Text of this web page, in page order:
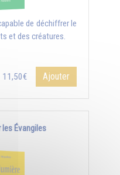
de déchiffrer le
et des créatures.
11,50€ Ajouter
Évangiles